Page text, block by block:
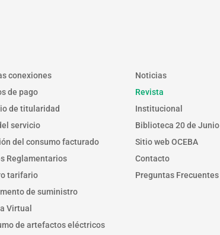
conexiones
de pago
de titularidad
servicio
del consumo facturado
Reglamentarios
tarifario
de suministro
Virtual
de artefactos eléctricos
Noticias
Revista
Institucional
Biblioteca 20 de Junio
Sitio web OCEBA
Contacto
Preguntas Frecuentes